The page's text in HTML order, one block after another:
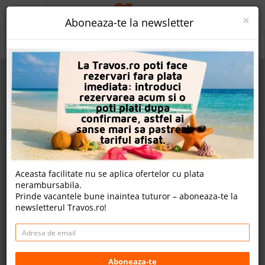
Grecia Grecia Grecia
PROMO
CAUTA REZERVARE
OFERTA PERSONALIZATA
DESPRE NOI
LOGIN
CAZARE
CHARTER AVION
CAZARE + AUTOCAR
CONTACT
×
Aboneaza-te la newsletter
La Travos.ro poti face
rezervari fara plata
imediata: introduci
rezervarea acum si o
poti plati dupa
confirmare, astfel ai
sanse mari sa pastrezi
tariful afisat.
Aceasta facilitate nu se aplica ofertelor cu plata
nerambursabila.
Prinde vacantele bune inaintea tuturor – aboneaza-te la
newsletterul Travos.ro!
Aboneaza-te